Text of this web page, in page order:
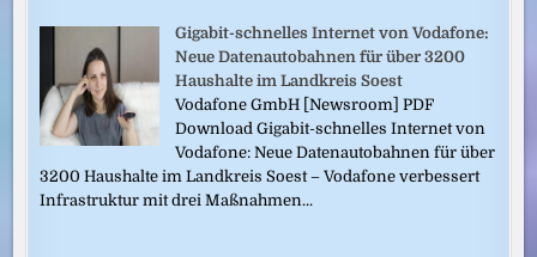
Gigabit-schnelles Internet von Vodafone:
Neue Datenautobahnen für über 3200
Haushalte im Landkreis Soest
Vodafone GmbH [Newsroom] PDF
Download Gigabit-schnelles Internet von
Vodafone: Neue Datenautobahnen für über
3200 Haushalte im Landkreis Soest – Vodafone verbessert
Infrastruktur mit drei Maßnahmen...